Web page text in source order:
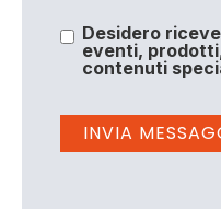
Desidero
eventi,
contenuti